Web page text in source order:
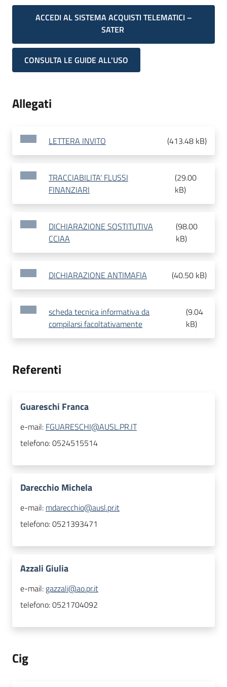
ACCEDI AL SISTEMA ACQUISTI TELEMATICI –
SATER
CONSULTA LE GUIDE ALL'USO
Allegati
LETTERA INVITO (413.48 kB)
TRACCIABILITA' FLUSSI
FINANZIARI
(29.00
kB)
DICHIARAZIONE SOSTITUTIVA
CCIAA
(98.00
kB)
DICHIARAZIONE ANTIMAFIA (40.50 kB)
scheda tecnica informativa da
compilarsi facoltativamente
(9.04
kB)
Referenti
Guareschi Franca
e-mail: FGUARESCHI@AUSL.PR.IT
telefono:0524515514
Darecchio Michela
e-mail: mdarecchio@ausl.pr.it
telefono:0521393471
Azzali Giulia
e-mail: gazzali@ao.pr.it
telefono:0521704092
Cig